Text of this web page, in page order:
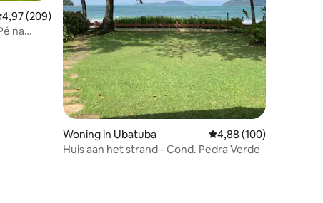
beoordeling van 4,97 op 5, 209 recensies
4,97 (209)
na
Woning in Ubatuba Gemiddelde
4,88 (100)
Huis aan het strand - Cond. Pedra Verde